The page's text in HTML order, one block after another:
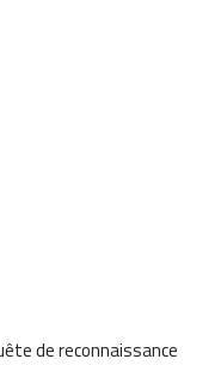
de reconnaissance